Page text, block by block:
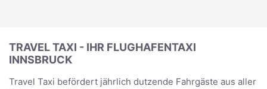
TRAVEL TAXI - IHR FLUGHAFENTAXI
INNSBRUCK
Travel Taxi befördert jährlich dutzende Fahrgäste aus aller